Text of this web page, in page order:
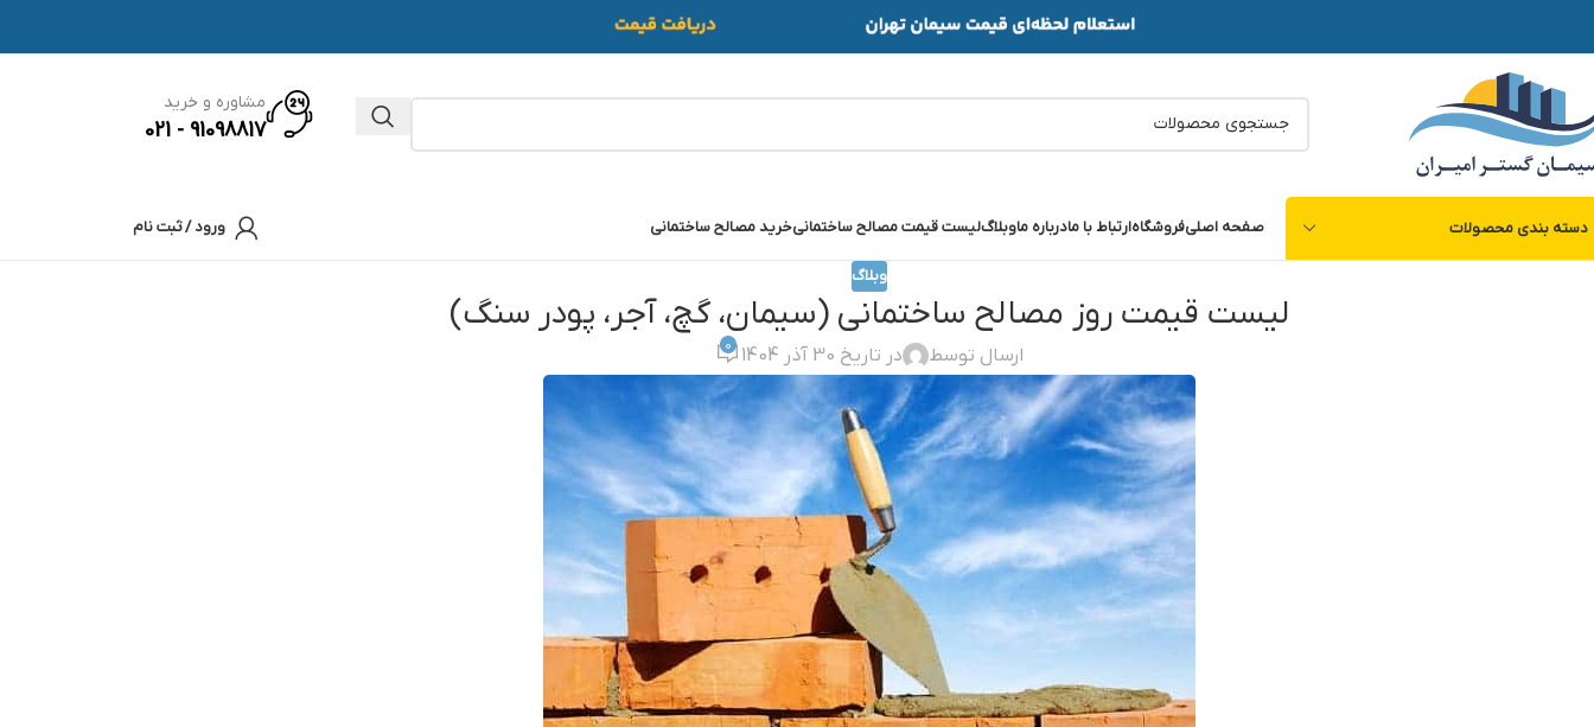
مشاوره و خرید
91098817 - 021
دسته بندی محصولات صفحه اصلیفروشگاهارتباط با مادرباره ماوبلاگلیست قیمت مصالح ساختمانیخرید مصالح ساختمانی ورود / ثبت نام
وبلاگ
لیست قیمت روز مصالح ساختمانی (سیمان، گچ، آجر، پودر سنگ)
ارسال توسط در تاریخ 30 آذر 1404 0